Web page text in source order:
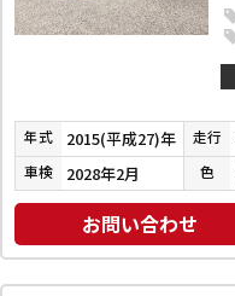
年式 2015(平成27)年 走行
車検 2028年2月 色
お問い合わせ